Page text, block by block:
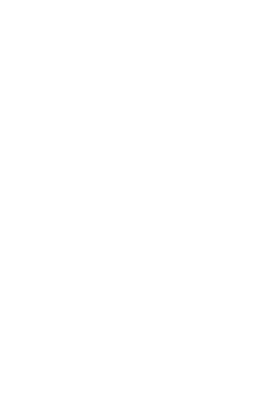
Degenen die de zee
gevaarlijk zij is, en wij
Daar zijn die vreemde,
een bonte
Door zijn toedoen
alles blijft bijeen door
Hoeveel wij ook
slotsom van onze
Waar vinden wij de
verheerlijken? Want Hij